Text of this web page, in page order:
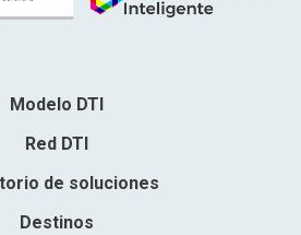
Modelo DTI
Red DTI
de soluciones
Destinos